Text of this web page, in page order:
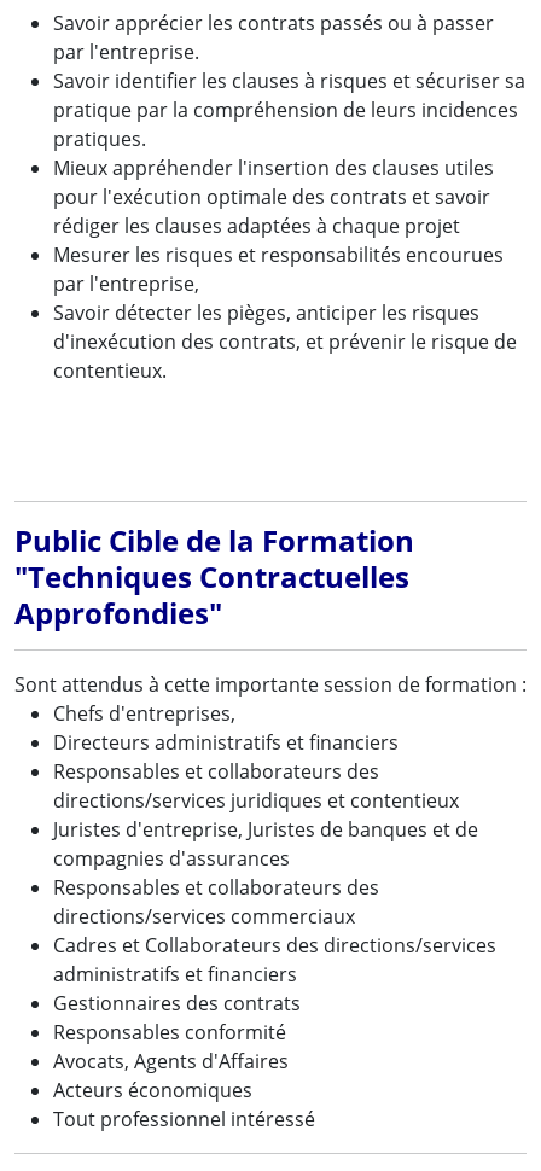
Savoir apprécier les contrats passés ou à passer
par l'entreprise.
Savoir identifier les clauses à risques et sécuriser sa
pratique par la compréhension de leurs incidences
pratiques.
Mieux appréhender l'insertion des clauses utiles
pour l'exécution optimale des contrats et savoir
rédiger les clauses adaptées à chaque projet
Mesurer les risques et responsabilités encourues
par l'entreprise,
Savoir détecter les pièges, anticiper les risques
d'inexécution des contrats, et prévenir le risque de
contentieux.
Public Cible de la Formation
"Techniques Contractuelles
Approfondies"
Sont attendus à cette importante session de formation :
Chefs d'entreprises,
Directeurs administratifs et financiers
Responsables et collaborateurs des
directions/services juridiques et contentieux
Juristes d'entreprise, Juristes de banques et de
compagnies d'assurances
Responsables et collaborateurs des
directions/services commerciaux
Cadres et Collaborateurs des directions/services
administratifs et financiers
Gestionnaires des contrats
Responsables conformité
Avocats, Agents d'Affaires
Acteurs économiques
Tout professionnel intéressé